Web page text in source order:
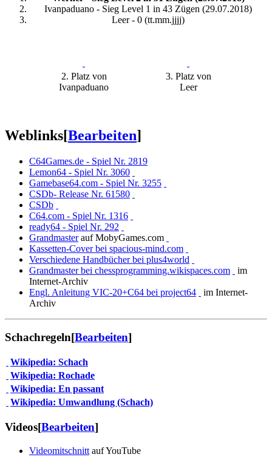
Ivanpaduano - Sieg Level 1 in 43 Zügen (29.07.2018)
Leer - 0 (tt.mm.jjjj)
2. Platz von
Ivanpaduano
3. Platz von
Leer
Weblinks[Bearbeiten]
C64Games.de - Spiel Nr. 2819
Lemon64 - Spiel Nr. 3060
Gamebase64.com - Spiel Nr. 3255
CSDb- Release Nr. 61580
CSDb
C64.com - Spiel Nr. 1316
ready64 - Spiel Nr. 292
Grandmasterauf MobyGames.com
Kassetten-Cover bei spacious-mind.com
Verschiedene Handbücher bei plus4world
Grandmaster bei chessprogramming.wikispaces.com
im
Internet-Archiv
Engl. Anleitung VIC-20+C64 bei project64
im Internet-
Archiv
Schachregeln[Bearbeiten]
Wikipedia: Schach
Wikipedia: Rochade
Wikipedia: En passant
Wikipedia: Umwandlung (Schach)
Videos[Bearbeiten]
Videomitschnitt auf YouTube